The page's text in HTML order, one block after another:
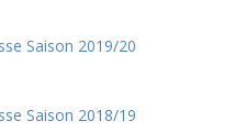
Saison 2019/20
Saison 2018/19